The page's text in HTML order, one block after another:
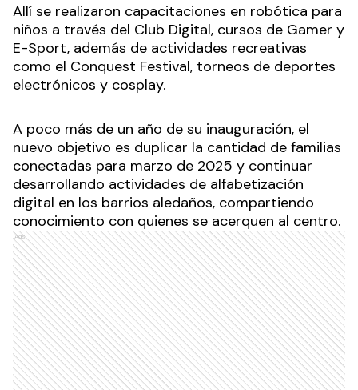
Allí se realizaron capacitaciones en robótica para
niños a través del Club Digital, cursos de Gamer y
E-Sport, además de actividades recreativas
como el Conquest Festival, torneos de deportes
electrónicos y cosplay.
A poco más de un año de su inauguración, el
nuevo objetivo es duplicar la cantidad de familias
conectadas para marzo de 2025 y continuar
desarrollando actividades de alfabetización
digital en los barrios aledaños, compartiendo
conocimiento con quienes se acerquen al centro.
Ads